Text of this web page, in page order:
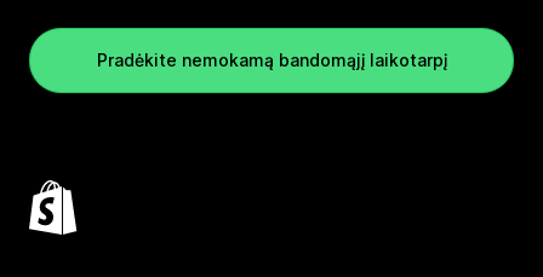
Pradėkite nemokamą bandomąjį laikotarpį